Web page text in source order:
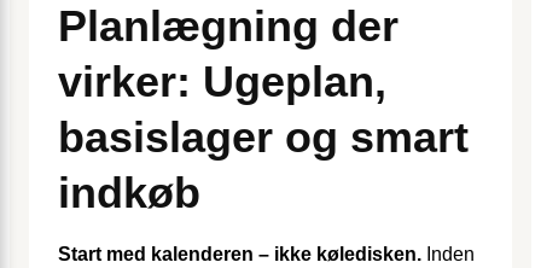
Planlægning der
virker: Ugeplan,
basislager og smart
indkøb
Start med kalenderen – ikke køledisken. Inden